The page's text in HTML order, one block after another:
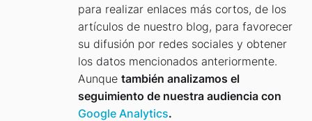
para realizar enlaces más cortos, de los
artículos de nuestro blog, para favorecer
su difusión por redes sociales y obtener
los datos mencionados anteriormente.
Aunque también analizamos el
seguimiento de nuestra audiencia con
Google Analytics.